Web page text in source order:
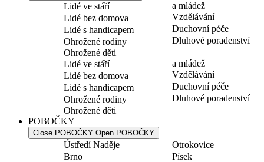
Lidé ve stáří
Lidé bez domova
Lidé s handicapem
Ohrožené rodiny
Ohrožené děti
a mládež
Vzdělávání
Duchovní péče
Dluhové poradenství
Lidé ve stáří
Lidé bez domova
Lidé s handicapem
Ohrožené rodiny
Ohrožené děti
a mládež
Vzdělávání
Duchovní péče
Dluhové poradenství
POBOČKY
Close POBOČKY Open POBOČKY
Ústředí Naděje
Brno
Otrokovice
Písek